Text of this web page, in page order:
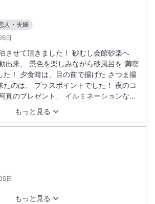
人・夫婦
日
もっと見る
きました！ 砂むし会館砂楽へ
出来、 景色を楽しみながら砂風呂を 満喫
さつま揚
は、 プラスポイントでした！ 夜のコ
真のプレゼント、 イルミネーションな
山で、 カップルだけでなく、 家族連れで
れる際には、 宿泊
日
もっと見る